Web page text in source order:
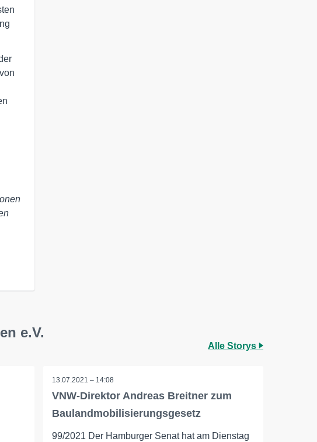
e.V.
Alle Storys
13.07.2021 – 14:08
VNW-Direktor Andreas Breitner zum
Baulandmobilisierungsgesetz
99/2021 Der Hamburger Senat hat am Dienstag